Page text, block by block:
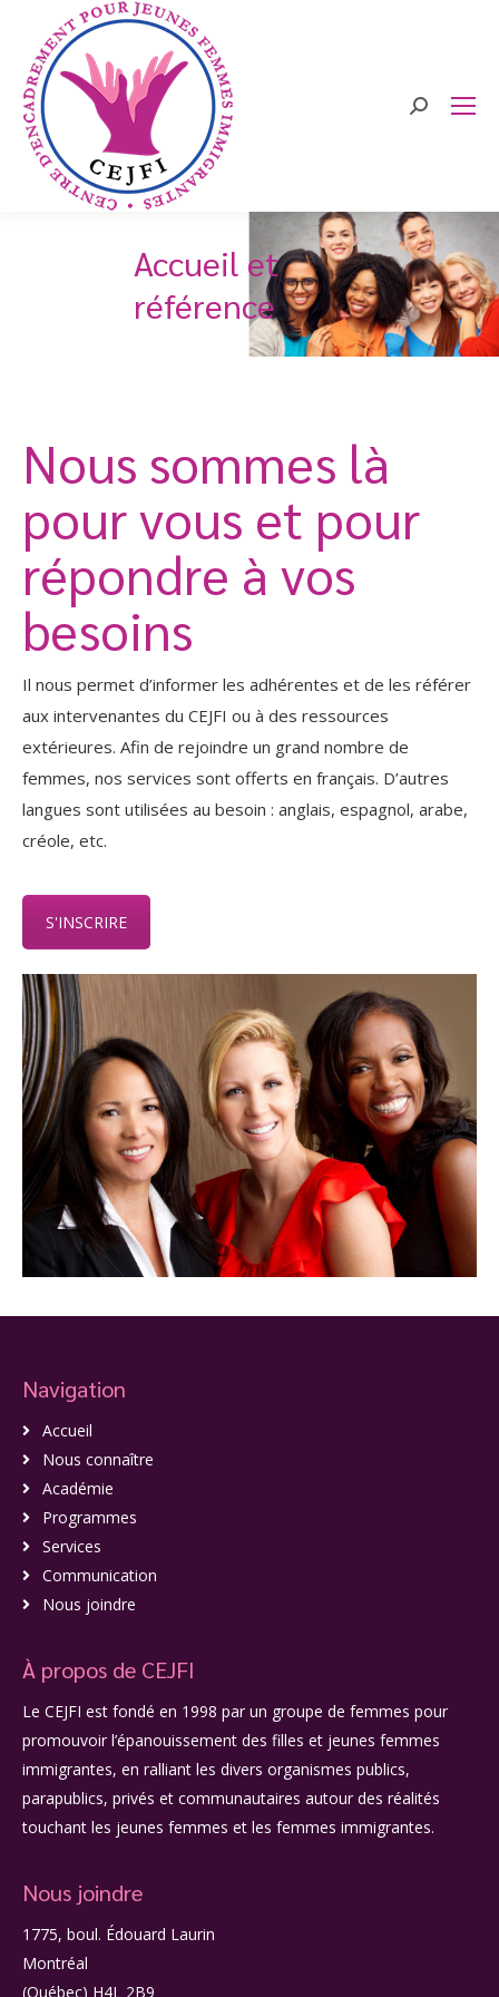
Search:
Accueil et
référence
Nous sommes là
pour vous et pour
répondre à vos
besoins
Il nous permet d’informer les adhérentes et de les référer
aux intervenantes du CEJFI ou à des ressources
extérieures. Afin de rejoindre un grand nombre de
femmes, nos services sont offerts en français. D’autres
langues sont utilisées au besoin : anglais, espagnol, arabe,
créole, etc.
S'INSCRIRE
Navigation
Accueil
Nous connaître
Académie
Programmes
Services
Communication
Nous joindre
À propos de CEJFI
Le CEJFI est fondé en 1998 par un groupe de femmes pour
promouvoir l’épanouissement des filles et jeunes femmes
immigrantes, en ralliant les divers organismes publics,
parapublics, privés et communautaires autour des réalités
touchant les jeunes femmes et les femmes immigrantes.
Nous joindre
1775, boul. Édouard Laurin
Montréal
(Québec) H4L 2B9